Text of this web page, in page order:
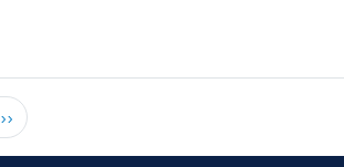
Siguiente página
››